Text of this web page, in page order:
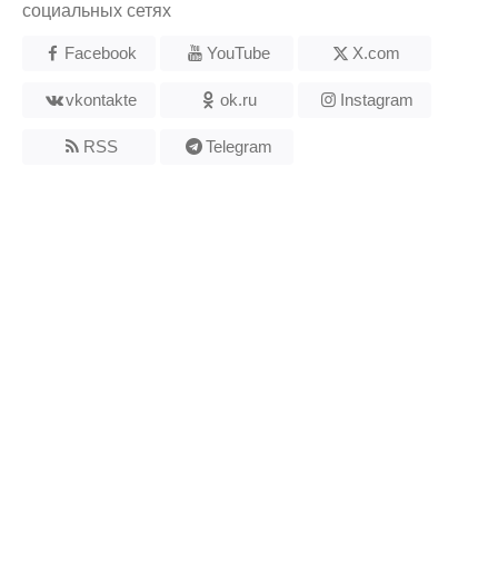
социальных сетях
Facebook YouTube X.com
vkontakte ok.ru Instagram
RSS Telegram